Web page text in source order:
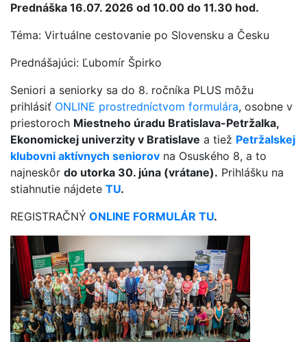
Prednáška 16.07. 2026 od 10.00 do 11.30 hod.
Téma: Virtuálne cestovanie po Slovensku a Česku
Prednášajúci: Ľubomír Špirko
Seniori a seniorky sa do 8. ročníka PLUS môžu
prihlásiť ONLINE prostredníctvom formulára, osobne v
priestoroch Miestneho úradu Bratislava-Petržalka,
Ekonomickej univerzity v Bratislave a tiež Petržalskej
klubovni aktívnych seniorov na Osuského 8, a to
najneskôr do utorka 30. júna (vrátane). Prihlášku na
stiahnutie nájdete TU.
REGISTRAČNÝ ONLINE FORMULÁR TU.